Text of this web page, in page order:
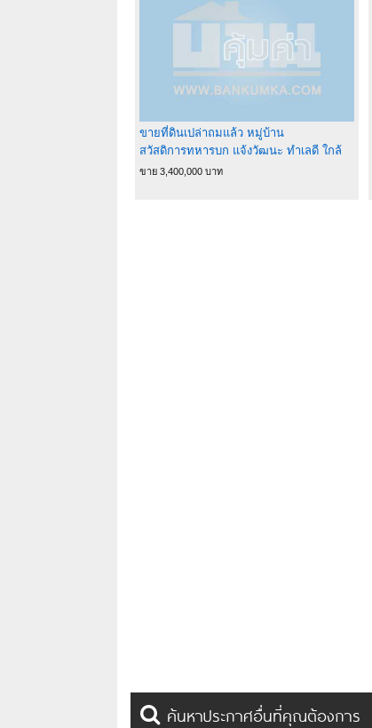
ขายที่ดินเปล่าถมแล้ว หมู่บ้าน
สวัสดิการทหารบก แจ้งวัฒนะ ทำเลดี ใกล้
MRT และทางด่วน อำเภอปากเกร็ด จังหวัด
ขาย 3,400,000 บาท
ค้นหาประกาศอื่นที่คุณต้องการ